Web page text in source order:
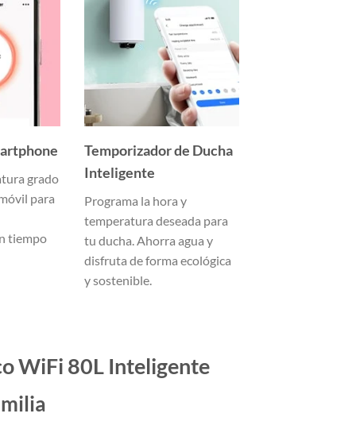
grado
para
tiempo
Temporizador de Ducha
Inteligente
Programa la hora y
temperatura deseada para
tu ducha. Ahorra agua y
disfruta de forma ecológica
y sostenible.
WiFi 80L Inteligente